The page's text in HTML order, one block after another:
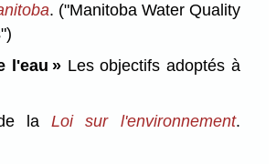
. ("Manitoba Water Quality
l'eau »Les objectifs adoptés à
de laLoi sur l'environnement.